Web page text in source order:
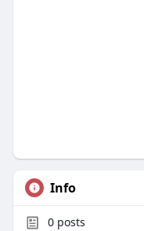
Info
0posts